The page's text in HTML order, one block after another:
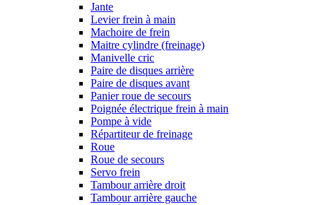
Jante
Levier frein à main
Machoire de frein
Maitre cylindre (freinage)
Manivelle cric
Paire de disques arrière
Paire de disques avant
Panier roue de secours
Poignée électrique frein à main
Pompe à vide
Répartiteur de freinage
Roue
Roue de secours
Servo frein
Tambour arrière droit
Tambour arrière gauche